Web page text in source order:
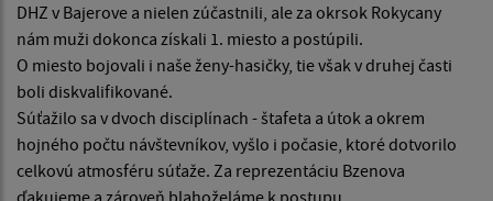
DHZ v Bajerove a nielen zúčastnili, ale za okrsok Rokycany
nám muži dokonca získali 1. miesto a postúpili.
O miesto bojovali i naše ženy-hasičky, tie však v druhej časti
boli diskvalifikované.
Súťažilo sa v dvoch disciplínach - štafeta a útok a okrem
hojného počtu návštevníkov, vyšlo i počasie, ktoré dotvorilo
celkovú atmosféru súťaže. Za reprezentáciu Bzenova